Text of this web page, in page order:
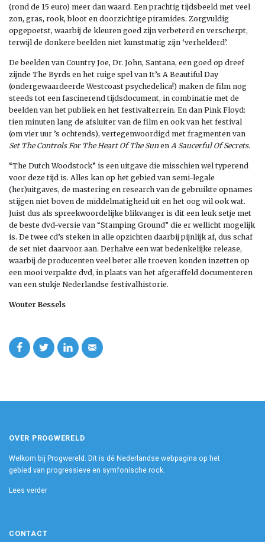
(rond de 15 euro) meer dan waard. Een prachtig tijdsbeeld met veel
zon, gras, rook, bloot en doorzichtige piramides. Zorgvuldig
opgepoetst, waarbij de kleuren goed zijn verbeterd en verscherpt,
terwijl de donkere beelden niet kunstmatig zijn ‘verhelderd’.
De beelden van Country Joe, Dr. John, Santana, een goed op dreef
zijnde The Byrds en het ruige spel van It’s A Beautiful Day
(ondergewaardeerde Westcoast psychedelica!) maken de film nog
steeds tot een fascinerend tijdsdocument, in combinatie met de
beelden van het publiek en het festivalterrein. En dan Pink Floyd:
tien minuten lang de afsluiter van de film en ook van het festival
(om vier uur ’s ochtends), vertegenwoordigd met fragmenten van
Set The Controls For The Heart Of The Sunen A Saucerful Of Secrets.
“The Dutch Woodstock” is een uitgave die misschien wel typerend
voor deze tijd is. Alles kan op het gebied van semi-legale
(her)uitgaves, de mastering en research van de gebruikte opnames
stijgen niet boven de middelmatigheid uit en het oog wil ook wat.
Juist dus als spreekwoordelijke blikvanger is dit een leuk setje met
de beste dvd-versie van “Stamping Ground” die er wellicht mogelijk
is. De twee cd’s steken in alle opzichten daarbij pijnlijk af, dus schaf
de set niet daarvoor aan. Derhalve een wat bedenkelijke release,
waarbij de producenten veel beter alle troeven konden inzetten op
een mooi verpakte dvd, in plaats van het afgeraffeld documenteren
van een stukje Nederlandse festivalhistorie.
Wouter Bessels
OVER PROGWERELD
Welkom bij Progwereld. Dit is dé Nederlandse webpagina op het
gebied van progressieve en symfonische rock.
Lees verder
CONTACT